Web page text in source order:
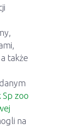
także
zoo
na